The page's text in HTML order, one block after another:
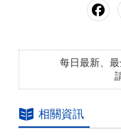
每日最新、
相關資訊